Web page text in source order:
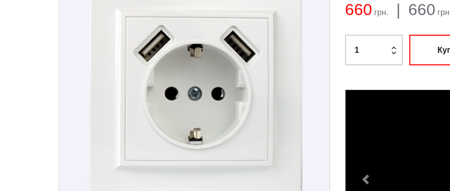
660 грн. | 660
Previous